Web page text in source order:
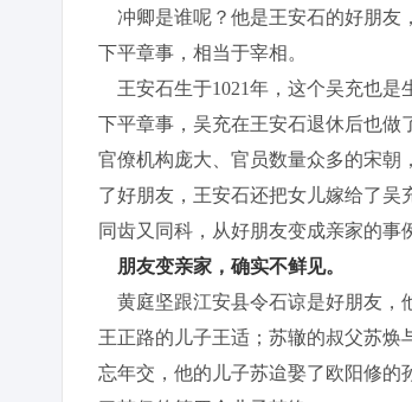
冲卿是谁呢？他是王安石的好朋友
下平章事，相当于宰相。
王安石生于1021年，这个吴充也是
下平章事，吴充在王安石退休后也做
官僚机构庞大、官员数量众多的宋朝
了好朋友，王安石还把女儿嫁给了吴
同齿又同科，从好朋友变成亲家的事
朋友变亲家，确实不鲜见。
黄庭坚跟江安县令石谅是好朋友，
王正路的儿子王适；苏辙的叔父苏
忘年交，他的儿子苏迨娶了欧阳修的